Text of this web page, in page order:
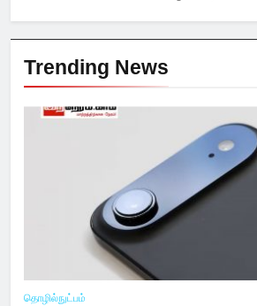
Trending News
தொழில்நுட்பம்